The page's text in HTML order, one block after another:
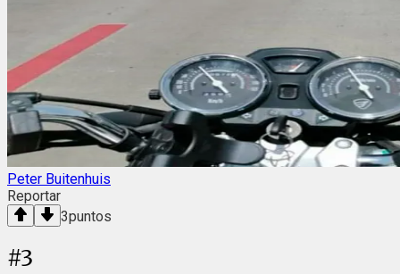
Peter Buitenhuis
Reportar
3puntos
#3